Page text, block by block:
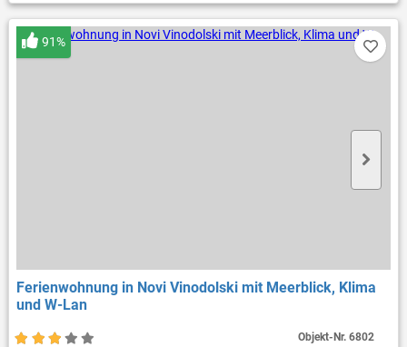
Ferienwohnung in Novi Vinodolski mit Meerblick, Klima
und W-Lan
91%
Objekt-Nr.6802